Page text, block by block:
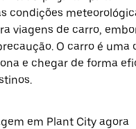
condições
viagens de carro,
O carro é uma
e chegar de forma
em Plant City agora